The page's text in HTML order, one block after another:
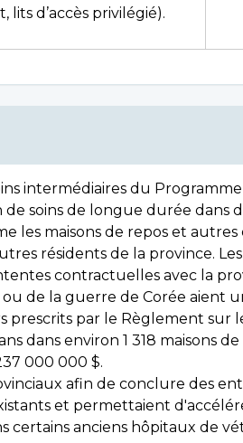
d’accès privilégié).
intermédiaires du
soins de longue durée dans
les maisons de repos et
résidents de la province.
contractuelles avec la
de la guerre de Corée aient
prescrits par le Règlement sur
dans environ 1 318 maisons
000 000 $.
afin de conclure des
et permettaient
certains anciens hôpitaux de